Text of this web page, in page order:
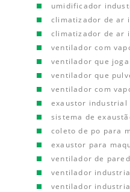
umidificador
climatizador de ar
climatizador de ar
ventilador com
ventilador que joga
ventilador que
ventilador com
exaustor industrial
sistema de
coleto de po para
exaustor para
ventilador de
ventilador
ventilador